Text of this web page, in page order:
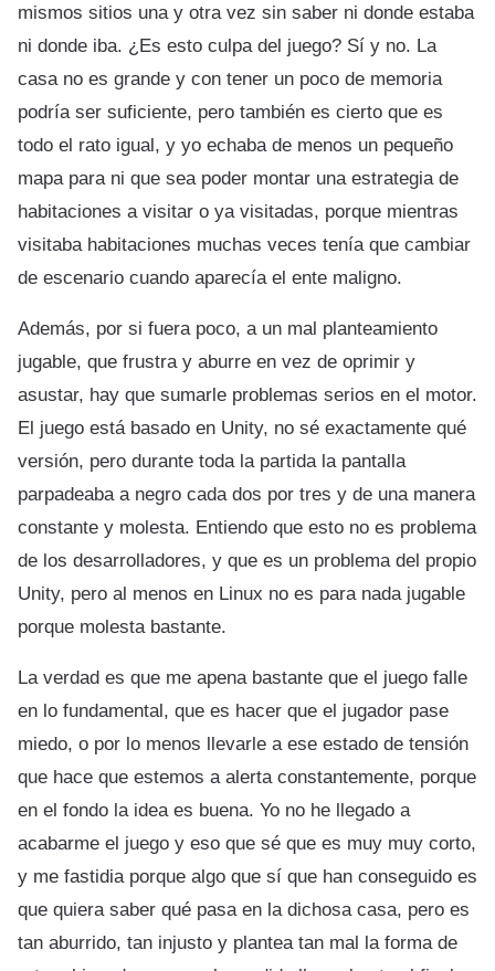
mismos sitios una y otra vez sin saber ni donde estaba
ni donde iba. ¿Es esto culpa del juego? Sí y no. La
casa no es grande y con tener un poco de memoria
podría ser suficiente, pero también es cierto que es
todo el rato igual, y yo echaba de menos un pequeño
mapa para ni que sea poder montar una estrategia de
habitaciones a visitar o ya visitadas, porque mientras
visitaba habitaciones muchas veces tenía que cambiar
de escenario cuando aparecía el ente maligno.
Además, por si fuera poco, a un mal planteamiento
jugable, que frustra y aburre en vez de oprimir y
asustar, hay que sumarle problemas serios en el motor.
El juego está basado en Unity, no sé exactamente qué
versión, pero durante toda la partida la pantalla
parpadeaba a negro cada dos por tres y de una manera
constante y molesta. Entiendo que esto no es problema
de los desarrolladores, y que es un problema del propio
Unity, pero al menos en Linux no es para nada jugable
porque molesta bastante.
La verdad es que me apena bastante que el juego falle
en lo fundamental, que es hacer que el jugador pase
miedo, o por lo menos llevarle a ese estado de tensión
que hace que estemos a alerta constantemente, porque
en el fondo la idea es buena. Yo no he llegado a
acabarme el juego y eso que sé que es muy muy corto,
y me fastidia porque algo que sí que han conseguido es
que quiera saber qué pasa en la dichosa casa, pero es
tan aburrido, tan injusto y plantea tan mal la forma de